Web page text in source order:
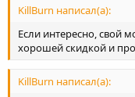
KillBurn написал(а):
Если интересно, свой
хорошей скидкой и
KillBurn написал(а):